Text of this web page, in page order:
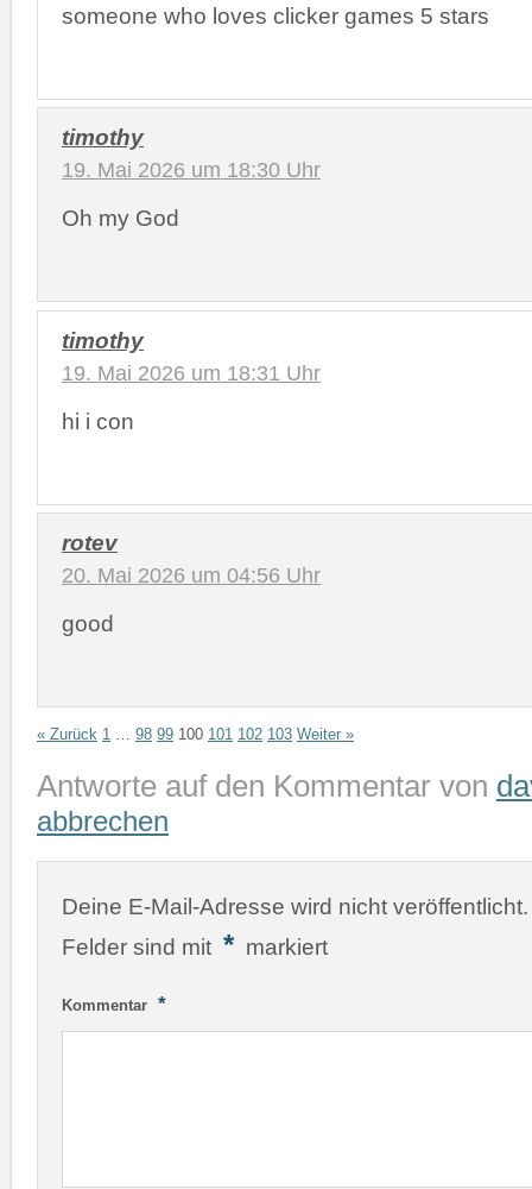
someone who loves clicker games 5 stars
timothy
19. Mai 2026 um 18:30 Uhr
Oh my God
timothy
19. Mai 2026 um 18:31 Uhr
hi i con
rotev
20. Mai 2026 um 04:56 Uhr
good
« Zurück 1 … 98 99 100 101 102 103 Weiter »
Antworte auf den Kommentar von
abbrechen
Deine E-Mail-Adresse wird nicht veröffentlicht.
Felder sind mit * markiert
Kommentar *